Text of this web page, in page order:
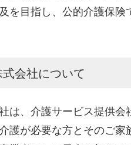
を目指し、公的介護保
会社について
は、介護サービス提供
護が必要な方とそのご